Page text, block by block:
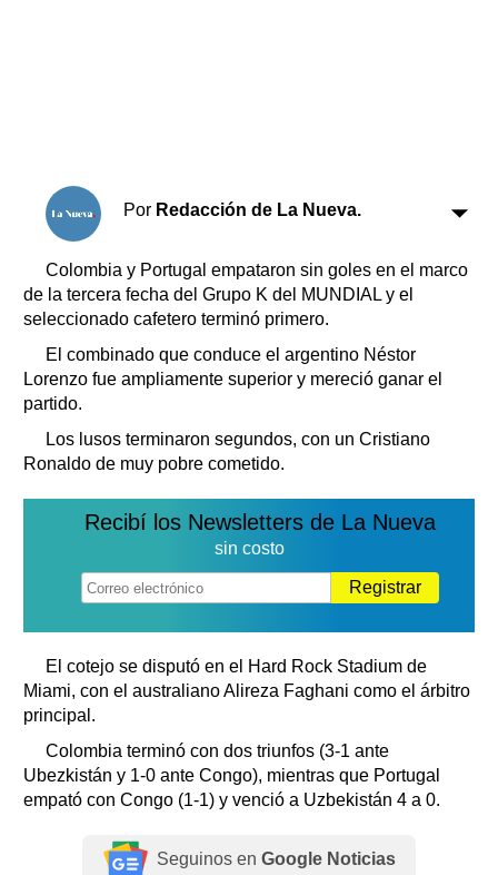
Por Redacción de La Nueva.
Colombia y Portugal empataron sin goles en el marco
de la tercera fecha del Grupo K del MUNDIAL y el
seleccionado cafetero terminó primero.
El combinado que conduce el argentino Néstor
Lorenzo fue ampliamente superior y mereció ganar el
partido.
Los lusos terminaron segundos, con un Cristiano
Ronaldo de muy pobre cometido.
Recibí los Newsletters de La Nueva
sin costo
Registrar
El cotejo se disputó en el Hard Rock Stadium de
Miami, con el australiano Alireza Faghani como el árbitro
principal.
Colombia terminó con dos triunfos (3-1 ante
Ubezkistán y 1-0 ante Congo), mientras que Portugal
empató con Congo (1-1) y venció a Uzbekistán 4 a 0.
Seguinos en Google Noticias